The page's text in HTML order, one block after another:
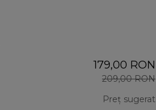
179,00 RON
209,00 RON
Preț sugerat